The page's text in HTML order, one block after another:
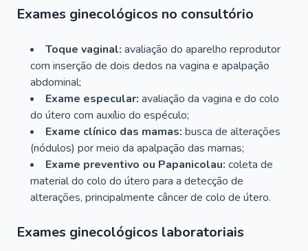
Exames ginecológicos no consultório
Toque vaginal: avaliação do aparelho reprodutor
com inserção de dois dedos na vagina e apalpação
abdominal;
Exame especular: avaliação da vagina e do colo
do útero com auxílio do espéculo;
Exame clínico das mamas: busca de alterações
(nódulos) por meio da apalpação das mamas;
Exame preventivo ou Papanicolau: coleta de
material do colo do útero para a detecção de
alterações, principalmente câncer de colo de útero.
Exames ginecológicos laboratoriais